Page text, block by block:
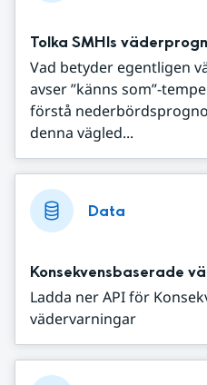
Tolka SMHIs
Vad betyder egentligen
avser ”känns som”-
förstå
denna vägled...
Data
Konsekvensbaserade
Ladda ner API för
vädervarningar